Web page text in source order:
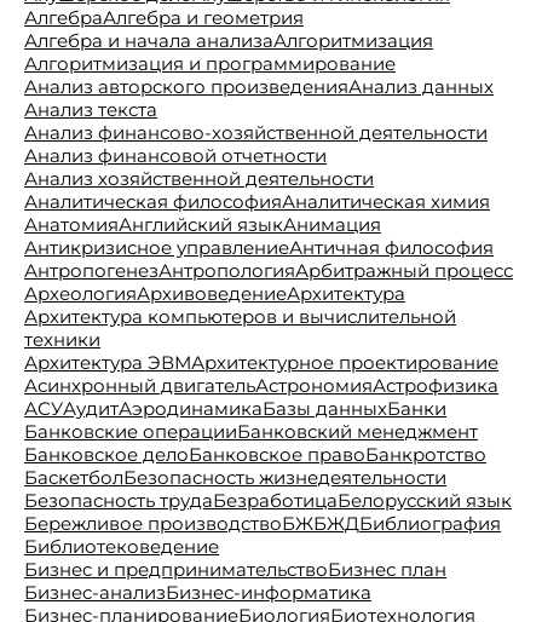
АлгебраАлгебра и геометрия
Алгебра и начала анализаАлгоритмизация
Алгоритмизация и программирование
Анализ авторского произведенияАнализ данных
Анализ текста
Анализ финансово-хозяйственной деятельности
Анализ финансовой отчетности
Анализ хозяйственной деятельности
Аналитическая философияАналитическая химия
АнатомияАнглийский языкАнимация
Антикризисное управлениеАнтичная философия
АнтропогенезАнтропологияАрбитражный процесс
АрхеологияАрхивоведениеАрхитектура
Архитектура компьютеров и вычислительной
техники
Архитектура ЭВМАрхитектурное проектирование
Асинхронный двигательАстрономияАстрофизика
АСУАудитАэродинамикаБазы данныхБанки
Банковские операцииБанковский менеджмент
Банковское делоБанковское правоБанкротство
БаскетболБезопасность жизнедеятельности
Безопасность трудаБезработицаБелорусский язык
Бережливое производствоБЖБЖДБиблиография
Библиотековедение
Бизнес и предпринимательствоБизнес план
Бизнес-анализБизнес-информатика
Бизнес-планированиеБиологияБиотехнология